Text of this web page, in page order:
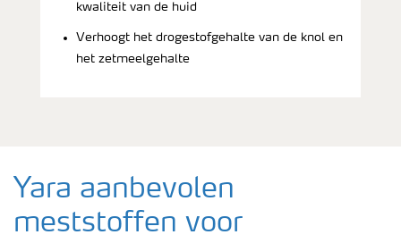
kwaliteit van de huid
Verhoogt het drogestofgehalte van de knol en
het zetmeelgehalte
Yara aanbevolen
meststoffen voor